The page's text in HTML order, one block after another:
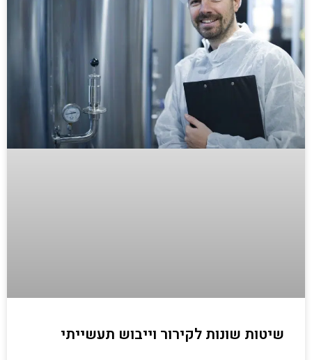
שיטות שונות לקירור וייבוש תעשייתי